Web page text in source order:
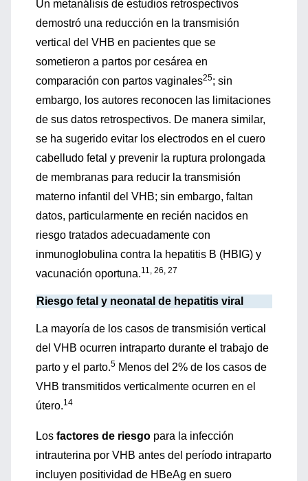
Un metanálisis de estudios retrospectivos
demostró una reducción en la transmisión
vertical del VHB en pacientes que se
sometieron a partos por cesárea en
comparación con partos vaginales25; sin
embargo, los autores reconocen las limitaciones
de sus datos retrospectivos. De manera similar,
se ha sugerido evitar los electrodos en el cuero
cabelludo fetal y prevenir la ruptura prolongada
de membranas para reducir la transmisión
materno infantil del VHB; sin embargo, faltan
datos, particularmente en recién nacidos en
riesgo tratados adecuadamente con
inmunoglobulina contra la hepatitis B (HBIG) y
vacunación oportuna.11, 26, 27
Riesgo fetal y neonatal de hepatitis viral
La mayoría de los casos de transmisión vertical
del VHB ocurren intraparto durante el trabajo de
parto y el parto.5 Menos del 2% de los casos de
VHB transmitidos verticalmente ocurren en el
útero.14
Los factores de riesgo para la infección
intrauterina por VHB antes del período intraparto
incluyen positividad de HBeAg en suero